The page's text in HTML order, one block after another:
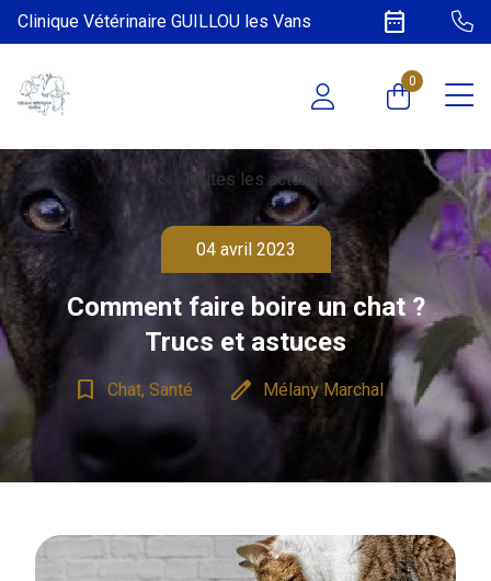
Clinique Vétérinaire GUILLOU les Vans date_range
0
chevron_left Toutes les actualités
04 avril 2023
Comment faire boire un chat ?
Trucs et astuces
bookmark_border
Chat, Santé edit Mélany Marchal